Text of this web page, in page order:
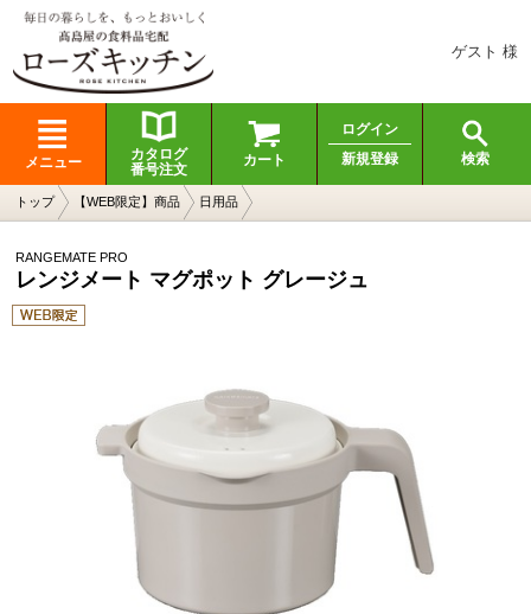
ゲスト 様
メニュー
カタログ
番号注文
カート
ログイン
新規登録
検索
トップ 【WEB限定】商品 日用品
RANGEMATE PRO
レンジメート マグポット グレージュ